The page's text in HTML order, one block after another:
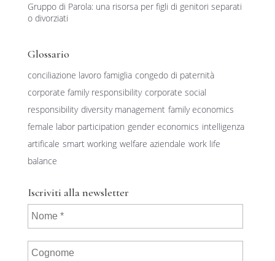
Gruppo di Parola: una risorsa per figli di genitori separati
o divorziati
Glossario
conciliazione lavoro famiglia congedo di paternità
corporate family responsibility corporate social
responsibility diversity management family economics
female labor participation gender economics intelligenza
artificale smart working welfare aziendale work life
balance
Iscriviti alla newsletter